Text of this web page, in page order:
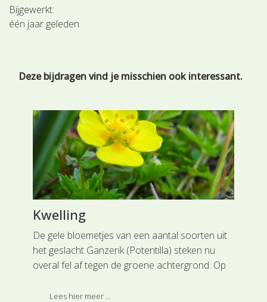
Bijgewerkt:
één jaar geleden
Deze bijdragen vind je misschien ook interessant.
Kwelling
De gele bloemetjes van een aantal soorten uit
het geslacht Ganzerik (Potentilla) steken nu
overal fel af tegen de groene achtergrond. Op
je Vijfvingerkruid (Potentilla reptans) en
Lees hier meer ...